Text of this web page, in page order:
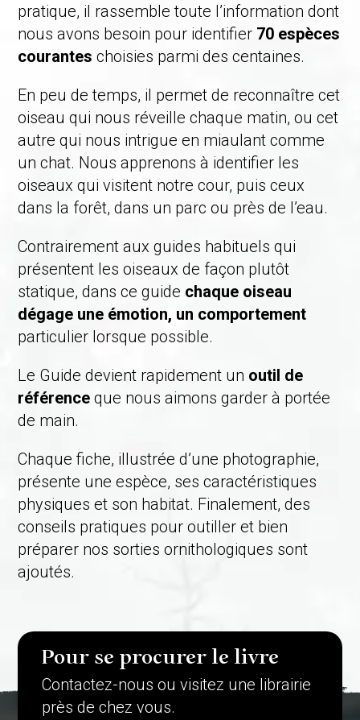
pratique, il rassemble toute l’information dont
nous avons besoin pour identifier 70 espèces
courantes choisies parmi des centaines.
En peu de temps, il permet de reconnaître cet
oiseau qui nous réveille chaque matin, ou cet
autre qui nous intrigue en miaulant comme
un chat. Nous apprenons à identifier les
oiseaux qui visitent notre cour, puis ceux
dans la forêt, dans un parc ou près de l’eau.
Contrairement aux guides habituels qui
présentent les oiseaux de façon plutôt
statique, dans ce guide chaque oiseau
dégage une émotion, un comportement
particulier lorsque possible.
Le Guide devient rapidement un outil de
référence que nous aimons garder à portée
de main.
Chaque fiche, illustrée d’une photographie,
présente une espèce, ses caractéristiques
physiques et son habitat. Finalement, des
conseils pratiques pour outiller et bien
préparer nos sorties ornithologiques sont
ajoutés.
Pour se procurer le livre
Contactez-nous ou visitez une librairie
près de chez vous.